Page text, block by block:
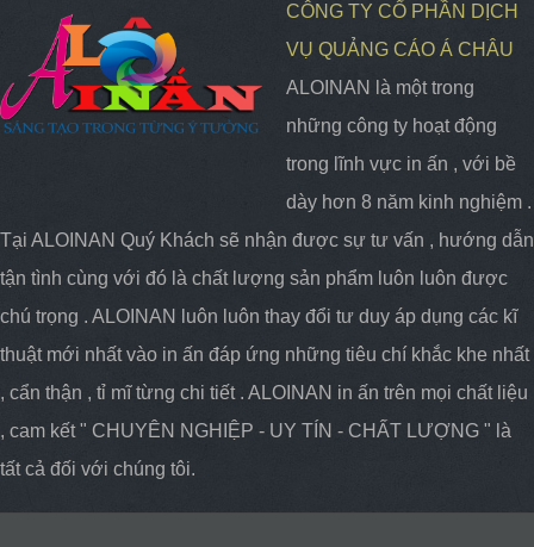
CÔNG TY CỔ PHẦN DỊCH
VỤ QUẢNG CÁO Á CHÂU
ALOINAN là một trong
những công ty hoạt động
trong lĩnh vực in ấn , với bề
dày hơn 8 năm kinh nghiệm .
Tại ALOINAN Quý Khách sẽ nhận được sự tư vấn , hướng dẫn
tận tình cùng với đó là chất lượng sản phẩm luôn luôn được
chú trọng . ALOINAN luôn luôn thay đổi tư duy áp dụng các kĩ
thuật mới nhất vào in ấn đáp ứng những tiêu chí khắc khe nhất
, cẩn thận , tỉ mĩ từng chi tiết . ALOINAN in ấn trên mọi chất liệu
, cam kết " CHUYÊN NGHIỆP - UY TÍN - CHẤT LƯỢNG " là
tất cả đối với chúng tôi.